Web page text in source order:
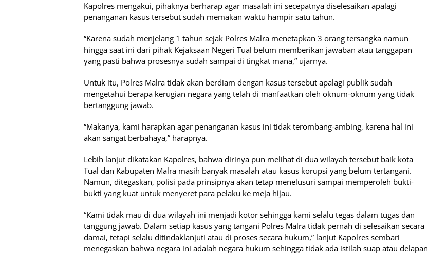
Kapolres mengakui, pihaknya berharap agar masalah ini secepatnya diselesaikan apalagi
penanganan kasus tersebut sudah memakan waktu hampir satu tahun.
“Karena sudah menjelang 1 tahun sejak Polres Malra menetapkan 3 orang tersangka namun
hingga saat ini dari pihak Kejaksaan Negeri Tual belum memberikan jawaban atau tanggapan
yang pasti bahwa prosesnya sudah sampai di tingkat mana,” ujarnya.
Untuk itu, Polres Malra tidak akan berdiam dengan kasus tersebut apalagi publik sudah
mengetahui berapa kerugian negara yang telah di manfaatkan oleh oknum-oknum yang tidak
bertanggung jawab.
“Makanya, kami harapkan agar penanganan kasus ini tidak terombang-ambing, karena hal ini
akan sangat berbahaya,” harapnya.
Lebih lanjut dikatakan Kapolres, bahwa dirinya pun melihat di dua wilayah tersebut baik kota
Tual dan Kabupaten Malra masih banyak masalah atau kasus korupsi yang belum tertangani.
Namun, ditegaskan, polisi pada prinsipnya akan tetap menelusuri sampai memperoleh bukti-
bukti yang kuat untuk menyeret para pelaku ke meja hijau.
“Kami tidak mau di dua wilayah ini menjadi kotor sehingga kami selalu tegas dalam tugas dan
tanggung jawab. Dalam setiap kasus yang tangani Polres Malra tidak pernah di selesaikan secara
damai, tetapi selalu ditindaklanjuti atau di proses secara hukum,” lanjut Kapolres sembari
menegaskan bahwa negara ini adalah negara hukum sehingga tidak ada istilah suap atau delapan